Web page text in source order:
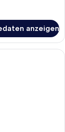
anzeigen
1 Queen-Bett,